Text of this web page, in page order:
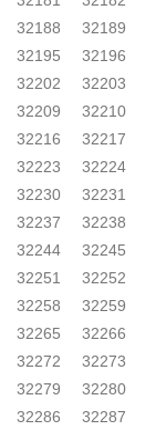
32188
32189
32195
32196
32202
32203
32209
32210
32216
32217
32223
32224
32230
32231
32237
32238
32244
32245
32251
32252
32258
32259
32265
32266
32272
32273
32279
32280
32286
32287